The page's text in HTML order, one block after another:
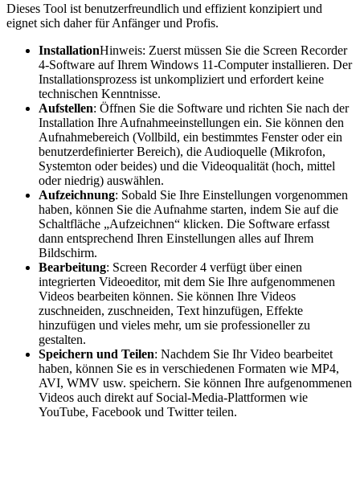
Dieses Tool ist benutzerfreundlich und effizient konzipiert und
eignet sich daher für Anfänger und Profis.
InstallationHinweis: Zuerst müssen Sie die Screen Recorder
4-Software auf Ihrem Windows 11-Computer installieren. Der
Installationsprozess ist unkompliziert und erfordert keine
technischen Kenntnisse.
Aufstellen: Öffnen Sie die Software und richten Sie nach der
Installation Ihre Aufnahmeeinstellungen ein. Sie können den
Aufnahmebereich (Vollbild, ein bestimmtes Fenster oder ein
benutzerdefinierter Bereich), die Audioquelle (Mikrofon,
Systemton oder beides) und die Videoqualität (hoch, mittel
oder niedrig) auswählen.
Aufzeichnung: Sobald Sie Ihre Einstellungen vorgenommen
haben, können Sie die Aufnahme starten, indem Sie auf die
Schaltfläche „Aufzeichnen“ klicken. Die Software erfasst
dann entsprechend Ihren Einstellungen alles auf Ihrem
Bildschirm.
Bearbeitung: Screen Recorder 4 verfügt über einen
integrierten Videoeditor, mit dem Sie Ihre aufgenommenen
Videos bearbeiten können. Sie können Ihre Videos
zuschneiden, zuschneiden, Text hinzufügen, Effekte
hinzufügen und vieles mehr, um sie professioneller zu
gestalten.
Speichern und Teilen: Nachdem Sie Ihr Video bearbeitet
haben, können Sie es in verschiedenen Formaten wie MP4,
AVI, WMV usw. speichern. Sie können Ihre aufgenommenen
Videos auch direkt auf Social-Media-Plattformen wie
YouTube, Facebook und Twitter teilen.